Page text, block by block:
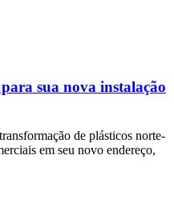
sua nova instalação
de plásticos norte-
em seu novo endereço,